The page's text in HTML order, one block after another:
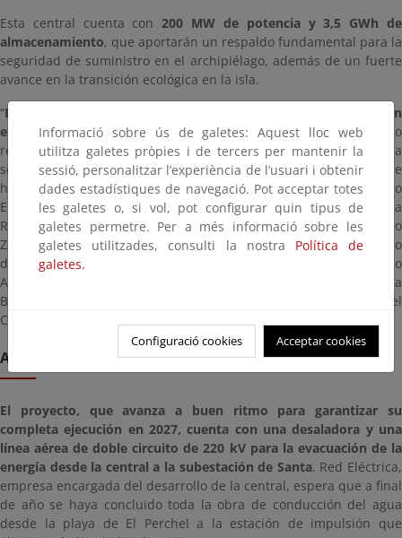
Esta central cuenta con200 MW de potencia y 3,5 GWh de
almacenamiento, que aportarán un respaldo fundamental para la
seguridad de suministro en el archipiélago, además de un fuerte
avance en la transición ecológica en la isla.
“Es emocionante ver cómo se materializa un proyecto tan
estratégico y singular, con un diseño que se rige por el máximo
respeto ambiental, garantizando su integración en el entorno”, ha
señalado la vicepresidenta Aagesen durante su visita, en la que
ha estado acompañada por Nadia Calviño, presidenta del Banco
Europeo de Inversiones (BEI); Lucas González Ojeda, director de la
Representación de la Comisión Europea en España; Mariano
Zapata, consejero de Transición Ecológica y Energía del Gobierno
de Canarias; Beatriz Corredor, presidenta de REDEIA; Marco
Aurelio Pérez, alcalde de San Bartolomé de Tirajana; Onalia
Bueno, alcaldesa de Mogán; y Antonio Morales, presidente del
Cabildo de Gran Canaria.
AVANCE DE LAS OBRAS EN CHIRA-SORIA
El proyecto, que avanza a buen ritmo para garantizar su
completa ejecución en 2027, cuenta con una desaladora y una
línea aérea de doble circuito de 220 kV para la evacuación de la
energía desde la central a la subestación de Santa. Red Eléctrica,
empresa encargada del desarrollo de la central, espera que a final
de año se haya concluido toda la obra de conducción del agua
desde la playa de El Perchel a la estación de impulsión que
Informació sobre ús de galetes: Aquest lloc web
utilitza galetes pròpies i de tercers per mantenir la
sessió, personalitzar l’experiència de l’usuari i obtenir
dades estadístiques de navegació. Pot acceptar totes
les galetes o, si vol, pot configurar quin tipus de
galetes permetre. Per a més informació sobre les
galetes utilitzades, consulti la nostra Política de
galetes.
Configuració cookies Acceptar cookies